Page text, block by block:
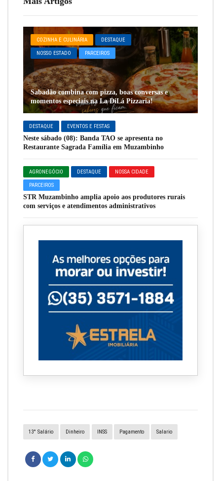
COZINHA E CULINÁRIA DESTAQUE
NOSSO ESTADO PARCEIROS
Sabadão combina com pizza, boas conversas e
momentos especiais na La DiLá Pizzaria!
DESTAQUE EVENTOS E FESTAS
Neste sábado (08): Banda TAO se apresenta no
Restaurante Sagrada Família em Muzambinho
AGRONEGÓCIO DESTAQUE NOSSA CIDADE
PARCEIROS
STR Muzambinho amplia apoio aos produtores rurais
com serviços e atendimentos administrativos
13° Salário Dinheiro INSS Pagamento Salario